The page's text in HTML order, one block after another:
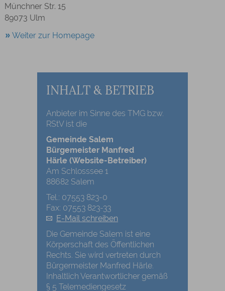
Münchner Str. 15
89073 Ulm
Weiter zur Homepage
INHALT & BETRIEB
Anbieter im Sinne des TMG bzw.
RStV ist die
Gemeinde Salem
Bürgemeister Manfred
Härle (Website-Betreiber)
Am Schlosssee 1
88682 Salem
Tel.: 07553 823-0
Fax: 07553 823-33
E-Mail schreiben
Die Gemeinde Salem ist eine
Körperschaft des Öffentlichen
Rechts. Sie wird vertreten durch
Bürgermeister Manfred Härle.
Inhaltlich Verantwortlicher gemäß
§ 5 Telemediengesetz